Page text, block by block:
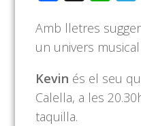
Amb lletres
un univers
Kevin és el seu
Calella, a les
taquilla.